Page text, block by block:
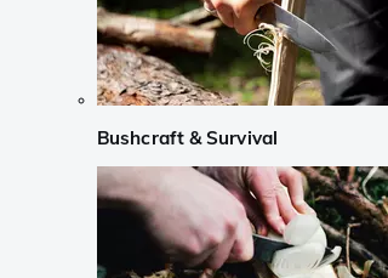
Bushcraft & Survival